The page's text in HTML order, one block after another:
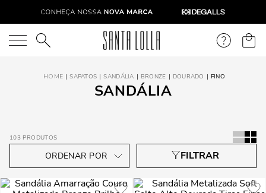
O que você está procurando?
SAPATOS SANDÁLIA BRONZE DOURADO FINO
SANDÁLIA
103 PRODUTOS